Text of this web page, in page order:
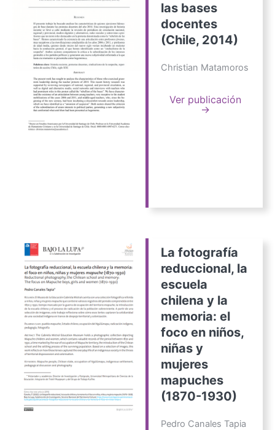
las bases
docentes
(Chile, 2014)
Christian Matamoros
Ver publicación
→
La fotografía
reduccional, la
escuela
chilena y la
memoria: el
foco en niños,
niñas y
mujeres
mapuches
(1870-1930)
Pedro Canales Tapia